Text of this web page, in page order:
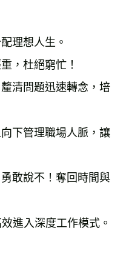
理想人生。
，杜絕窮忙！
清問題迅速轉念，培
下管理職場人脈，讓
敢說不！奪回時間與